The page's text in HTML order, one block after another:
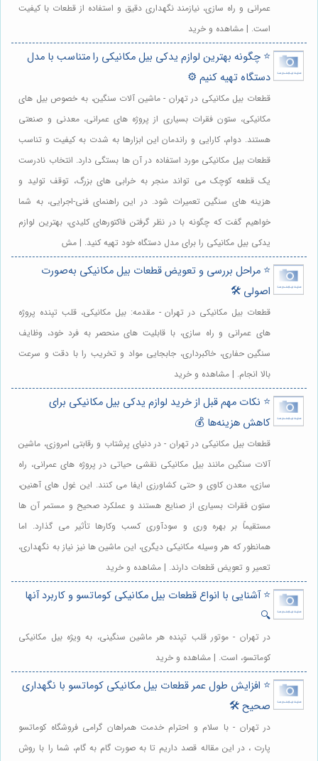
عمرانی و راه سازی، نیازمند نگهداری دقیق و استفاده از قطعات با کیفیت
است. | مشاهده و خرید
⭐️ چگونه بهترین لوازم یدکی بیل مکانیکی را متناسب با مدل
دستگاه تهیه کنیم ⚙️
قطعات بیل مکانیکی در تهران - ماشین آلات سنگین، به خصوص بیل های
مکانیکی، ستون فقرات بسیاری از پروژه های عمرانی، معدنی و صنعتی
هستند. دوام، کارایی و راندمان این ابزارها به شدت به کیفیت و تناسب
قطعات بیل مکانیکی مورد استفاده در آن ها بستگی دارد. انتخاب نادرست
یک قطعه کوچک می تواند منجر به خرابی های بزرگ، توقف تولید و
هزینه های سنگین تعمیرات شود. در این راهنمای فنی-اجرایی، به شما
خواهیم گفت که چگونه با در نظر گرفتن فاکتورهای کلیدی، بهترین لوازم
یدکی بیل مکانیکی را برای مدل دستگاه خود تهیه کنید. | مش
⭐️ مراحل بررسی و تعویض قطعات بیل مکانیکی به‌صورت
اصولی 🛠️
قطعات بیل مکانیکی در تهران - مقدمه: بیل مکانیکی، قلب تپنده پروژه
های عمرانی و راه سازی، با قابلیت های منحصر به فرد خود، وظایف
سنگین حفاری، خاکبرداری، جابجایی مواد و تخریب را با دقت و سرعت
بالا انجام. | مشاهده و خرید
⭐️ نکات مهم قبل از خرید لوازم یدکی بیل مکانیکی برای
کاهش هزینه‌ها 💰
قطعات بیل مکانیکی در تهران - در دنیای پرشتاب و رقابتی امروزی، ماشین
آلات سنگین مانند بیل مکانیکی نقشی حیاتی در پروژه های عمرانی، راه
سازی، معدن کاوی و حتی کشاورزی ایفا می کنند. این غول های آهنین،
ستون فقرات بسیاری از صنایع هستند و عملکرد صحیح و مستمر آن ها
مستقیماً بر بهره وری و سودآوری کسب وکارها تأثیر می گذارد. اما
همانطور که هر وسیله مکانیکی دیگری، این ماشین ها نیز نیاز به نگهداری،
تعمیر و تعویض قطعات دارند. | مشاهده و خرید
⭐️ آشنایی با انواع قطعات بیل مکانیکی کوماتسو و کاربرد آنها
🔍
در تهران - موتور قلب تپنده هر ماشین سنگینی، به ویژه بیل مکانیکی
کوماتسو، است. | مشاهده و خرید
⭐️ افزایش طول عمر قطعات بیل مکانیکی کوماتسو با نگهداری
صحیح 🛠️
در تهران - با سلام و احترام خدمت همراهان گرامی فروشگاه کوماتسو
پارت ، در این مقاله قصد داریم تا به صورت گام به گام، شما را با روش